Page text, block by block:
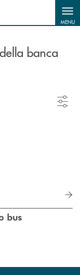
MENU
banca
bus